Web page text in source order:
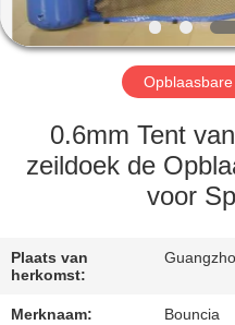
ONGEVEER
ONS
FABRIEKSREIS
CONTACTEER
0.6mm Tent
zeildoek de
voor
Plaats van
herkomst:
Merknaam: Bouncia